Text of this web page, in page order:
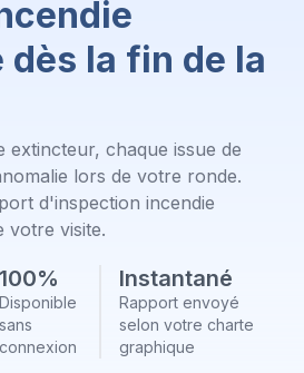
la fin de la
extincteur, chaque issue de
lors de votre ronde.
d'inspection incendie
votre visite.
100%
Disponible
sans
connexion
Instantané
Rapport envoyé
selon votre charte
graphique